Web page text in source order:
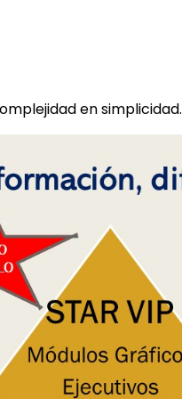
en simplicidad.